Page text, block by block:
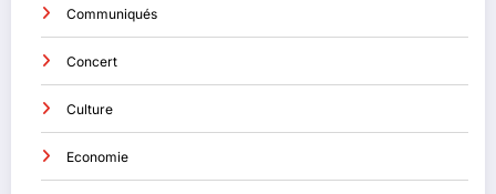
Communiqués
Concert
Culture
Economie